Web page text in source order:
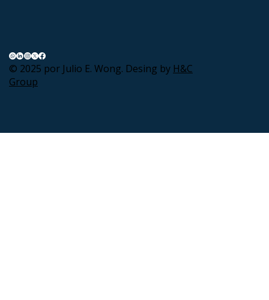
© 2025 por Julio E. Wong. Desing by H&C
Group